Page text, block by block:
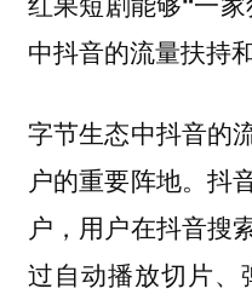
中抖音的流量扶持
字节生态中抖音的
户的重要阵地。抖
户，用户在抖音搜
过自动播放切片、